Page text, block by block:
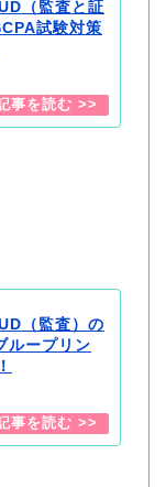
（監査と証
試験対策
（監査）の
ープリン